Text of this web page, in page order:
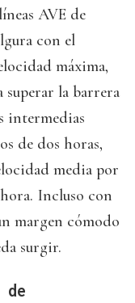
AVE de
con el
máxima,
la barrera
intermedias
de dos horas,
media por
Incluso con
margen cómodo
surgir.
de